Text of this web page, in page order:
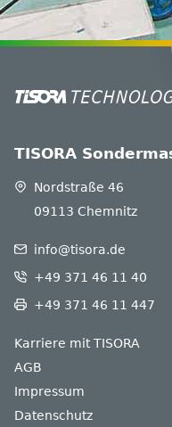
TISORA
Nordstraße 46
09113 Chemnitz
info@tisora.de
+49 371 46 11 40
+49 371 46 11 447
Karriere mit TISORA
AGB
Impressum
Datenschutz